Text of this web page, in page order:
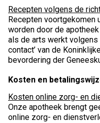
Recepten volgens de
Recepten
worden door de
als de arts werkt volgens
contact’ van de
bevordering der
Kosten en
Kosten online zorg- en
Onze apotheek brengt
online zorg- en